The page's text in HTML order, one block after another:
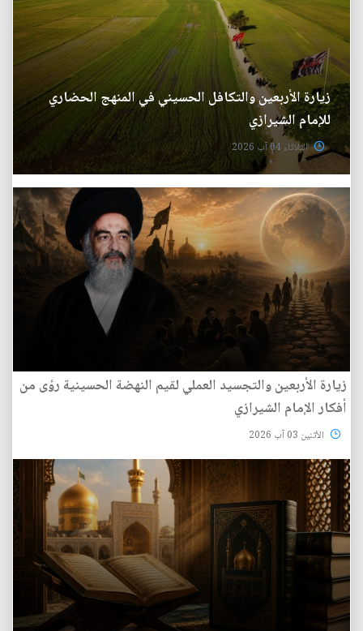
زيارة الأربعين والتكافل الحسيني في المنهج الحضاري
للإمام الشيرازي
الثلاثاء 04 آب 2026
زيارة الأربعين والتجسيد العملي لقيم النهضة الحسينية رؤى من
أفكار الإمام الشيرازي
الأثنين 03 آب 2026